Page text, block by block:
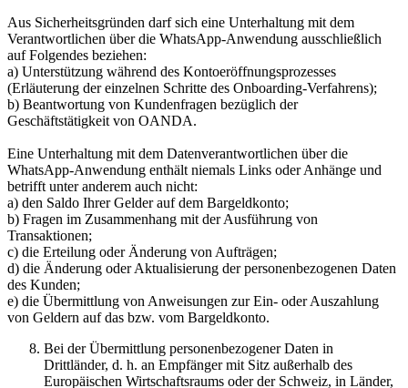
Aus Sicherheitsgründen darf sich eine Unterhaltung mit dem
Verantwortlichen über die WhatsApp-Anwendung ausschließlich
auf Folgendes beziehen:
a) Unterstützung während des Kontoeröffnungsprozesses
(Erläuterung der einzelnen Schritte des Onboarding-Verfahrens);
b) Beantwortung von Kundenfragen bezüglich der
Geschäftstätigkeit von OANDA.
Eine Unterhaltung mit dem Datenverantwortlichen über die
WhatsApp-Anwendung enthält niemals Links oder Anhänge und
betrifft unter anderem auch nicht:
a) den Saldo Ihrer Gelder auf dem Bargeldkonto;
b) Fragen im Zusammenhang mit der Ausführung von
Transaktionen;
c) die Erteilung oder Änderung von Aufträgen;
d) die Änderung oder Aktualisierung der personenbezogenen Daten
des Kunden;
e) die Übermittlung von Anweisungen zur Ein- oder Auszahlung
von Geldern auf das bzw. vom Bargeldkonto.
Bei der Übermittlung personenbezogener Daten in
Drittländer, d. h. an Empfänger mit Sitz außerhalb des
Europäischen Wirtschaftsraums oder der Schweiz, in Länder,